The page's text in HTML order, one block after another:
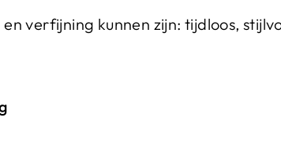
verfijning kunnen zijn: tijdloos,